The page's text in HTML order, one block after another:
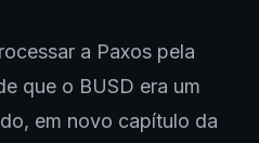
a Paxos pela
que o BUSD era um
em novo capítulo da